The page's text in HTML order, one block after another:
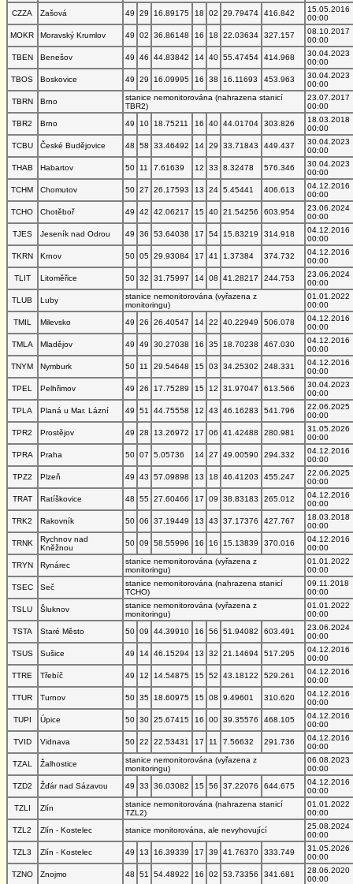
CZZA Zašová 49 29 16.89175 18 02 29.79474 416.842
15.05.2016
00:00
MOKR
Moravský Krumlov 49 02 36.86148 16 18 22.03634 327.157
08.10.2017
00:00
TBEN
Benešov 49 46 44.83842 14 40 55.47454 414.968
30.04.2023
00:00
TBOS
Boskovice 49 29 16.09995 16 38 16.11693 453.963
30.04.2023
00:00
TBRN
Brno
stanice nemonitorována (nahrazena stanicí
TBR2)
23.07.2017
00:00
TBR2
Brno 49 10 18.75211 16 40 44.01704 303.826
18.03.2018
00:00
TCBU
České Budějovice 48 58 33.46492 14 29 33.71843 449.437
30.04.2023
00:00
THAB
Habartov 50 11 7.61639 12 33 8.32478 576.346
30.04.2023
00:00
TCHM
Chomutov 50 27 26.17593 13 24 5.45441 406.613
04.12.2016
00:00
TCHO
Chotěboř 49 42 42.06217 15 40 21.54256 603.954
23.06.2024
00:00
TJES
Jeseník nad Odrou 49 36 53.64038 17 54 15.83219 314.918
04.12.2016
00:00
TKRN
Krnov 50 05 29.93084 17 41 1.37384 374.732
04.12.2016
00:00
TLIT
Litoměřice 50 32 31.75997 14 08 41.28217 244.753
23.06.2024
00:00
TLUB
Luby
stanice nemonitorována (vyřazena z
monitoringu)
01.01.2022
00:00
TMIL
Milevsko 49 26 26.40547 14 22 40.22949 506.078
04.12.2016
00:00
TMLA
Mladějov 49 49 30.27038 16 35 18.70238 467.030
04.12.2016
00:00
TNYM
Nymburk 50 11 29.54648 15 03 34.25302 248.331
04.12.2016
00:00
TPEL
Pelhřimov 49 26 17.75289 15 12 31.97047 613.566
30.04.2023
00:00
TPLA
Planá u Mar. Lázní 49 51 44.75558 12 43 46.16283 541.796
22.06.2025
00:00
TPR2
Prostějov 49 28 13.26972 17 06 41.42488 280.981
31.05.2026
00:00
TPRA
Praha 50 07 5.05736 14 27 49.00590 294.332
04.12.2016
00:00
TPZ2
Plzeň 49 43 57.09898 13 18 46.41203 455.247
22.06.2025
00:00
TRAT
Ratíškovice 48 55 27.60466 17 09 38.83183 265.012
04.12.2016
00:00
TRK2
Rakovník 50 06 37.19449 13 43 37.17376 427.767
18.03.2018
00:00
TRNK
Rychnov nad
Kněžnou
50 09 58.55996 16 16 15.13839 370.016
04.12.2016
00:00
TRYN
Rynárec
stanice nemonitorována (vyřazena z
monitoringu)
01.01.2022
00:00
TSEC
Seč
stanice nemonitorována (nahrazena stanicí
TCHO)
09.11.2018
00:00
TSLU
Šluknov
stanice nemonitorována (vyřazena z
monitoringu)
01.01.2022
00:00
TSTA
Staré Město 50 09 44.39910 16 56 51.94082 603.491
23.06.2024
00:00
TSUS
Sušice 49 14 46.15294 13 32 21.14694 517.295
04.12.2016
00:00
TTRE
Třebíč 49 12 14.54875 15 52 43.18122 529.261
04.12.2016
00:00
TTUR
Turnov 50 35 18.60975 15 08 9.49601 310.620
04.12.2016
00:00
TUPI
Úpice 50 30 25.67415 16 00 39.35576 468.105
04.12.2016
00:00
TVID
Vidnava 50 22 22.53431 17 11 7.56632 291.736
04.12.2016
00:00
TZAL
Žalhostice
stanice nemonitorována (vyřazena z
monitoringu)
06.08.2023
00:00
TZD2
Žďár nad Sázavou 49 33 36.03082 15 56 37.22076 644.675
04.12.2016
00:00
TZLI
Zlín
stanice nemonitorována (nahrazena stanicí
TZL2)
01.01.2022
00:00
TZL2
Zlín - Kostelec stanice monitorována, ale nevyhovující
25.08.2024
00:00
TZL3
Zlín - Kostelec 49 13 16.39339 17 39 41.76370 333.749
31.05.2026
00:00
TZNO
Znojmo 48 51 54.48922 16 02 53.73356 341.681
28.06.2020
00:00